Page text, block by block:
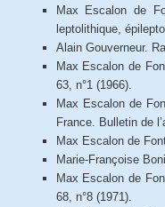
Max Escalon de
leptolithique,
Alain Gouverneur.
Max Escalon de
63, n°1 (1966).
Max Escalon de
France. Bulletin de
Max Escalon de
Marie-Françoise
Max Escalon de
68, n°8 (1971).